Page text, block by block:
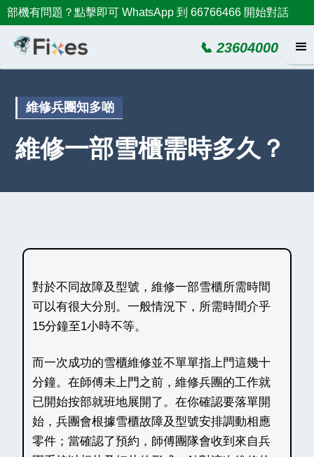
部機有問題？點擊即可 WhatsApp 到 66766466 開始對話
📞 23604000
維修兵團知多啲
維修一部雪櫃需時多久？
對於不同故障及型號，維修一部雪櫃所需時間
可以有很大分別。一般情況下，所需時間介乎
15分鐘至1小時不等。
而一次成功的雪櫃維修並不單單指上門這幾十
分鐘。在師傅未上門之前，維修兵團的工作就
已開始按部就班地展開了。在你確認要落單開
始，兵團會根據雪櫃故障及型號安排調動相應
零件；當確認了預約，師傅團隊會收到來自兵